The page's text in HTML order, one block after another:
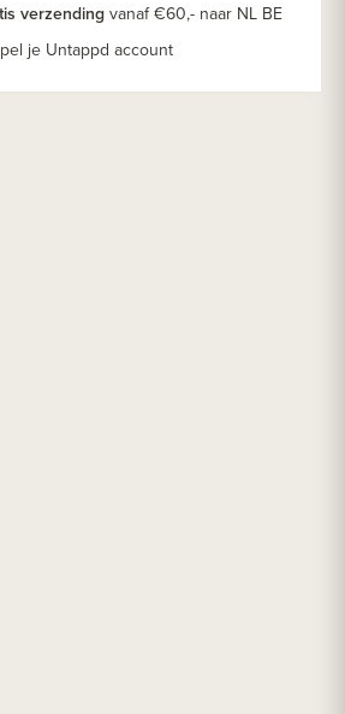
verzending vanaf €60,- naar NL BE
je Untappd account